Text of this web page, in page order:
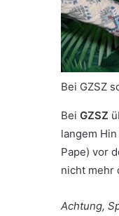
Bei GZSZ
Bei GZSZ
langem
Pape) vor
nicht mehr
Achtung,